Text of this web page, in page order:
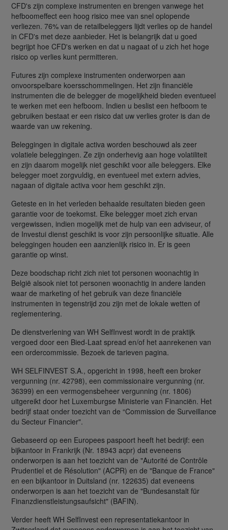
CFD's zijn complexe instrumenten en brengen vanwege het
hefboomeffect een hoog risico mee van snel oplopende
verliezen. 76% van de retailbeleggers lijdt verlies op de handel
in CFD's met deze aanbieder. Het is belangrijk dat u goed
begrijpt hoe CFD's werken en dat u nagaat of u zich het hoge
risico op verlies kunt permitteren.
Futures zijn complexe instrumenten onderworpen aan
onvoorspelbare koersschommelingen. Het zijn financiële
instrumenten die de belegger de mogelijkheid bieden eventueel
te werken met een hefboom. Indien u beslist een hefboom te
gebruiken bestaat er een risico dat uw verlies groter is dan de
waarde van uw rekening.
Beleggingen in digitale activa worden beschouwd als zeer
volatiele beleggingen. Ze zijn onderhevig aan hoge volatiliteit
en zijn daarom mogelijk niet geschikt voor alle beleggers. Elke
belegger moet zorgvuldig, en eventueel met extern advies,
nagaan of digitale activa voor hem geschikt zijn.
Geteste en in het verleden behaalde resultaten bieden geen
garantie voor de toekomst. Elke belegger moet zich ervan
vergewissen, indien mogelijk met de hulp van een adviseur, of
de Investui dienst geschikt is voor zijn persoonlijke situatie. Alle
beleggingen houden een aanzienlijk risico in. Er is geen
garantie op winst.
Deze boodschap richt zich niet tot personen woonachtig in
België alsook niet tot personen woonachtig in andere landen
waar de marketing of het gebruik van deze financiële
instrumenten in tegenstrijd zou zijn met de lokale wetten of
reglementering.
De dienstverlening van WH SelfInvest wordt in de praktijk
vergoed door een Bied-Laat spread en/of het aanrekenen van
een ordercommissie. Bezoek de tarieven pagina.
WH SELFINVEST S.A., opgericht in 1998, heeft een broker
vergunning (nr. 42798), een commissionaire vergunning (nr.
36399) en een vermogensbeheer vergunning (nr. 1806)
uitgereikt door het Luxemburgse Ministerie van Financiën. Het
bedrijf staat onder toezicht van de “Commission de Surveillance
du Secteur Financier".
Gebaseerd op een Europees paspoort heeft het bedrijf: een
bijkantoor in Frankrijk (Nr. 18943 acpr) dat eveneens
onderworpen is aan het toezicht van de "Autorité de Contrôle
Prudentiel et de Résolution" (ACPR) en de "Banque de France"
en een bijkantoor in Duitsland (nr. 122635) dat eveneens
onderworpen is aan het toezicht van de "Bundesanstalt für
Finanzdienstleistungsaufsicht" (BAFIN).
Verder heeft WH SelfInvest een representatiekantoor in